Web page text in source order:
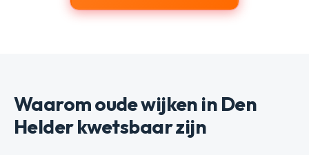
Waarom oude wijken in Den
Helder kwetsbaar zijn